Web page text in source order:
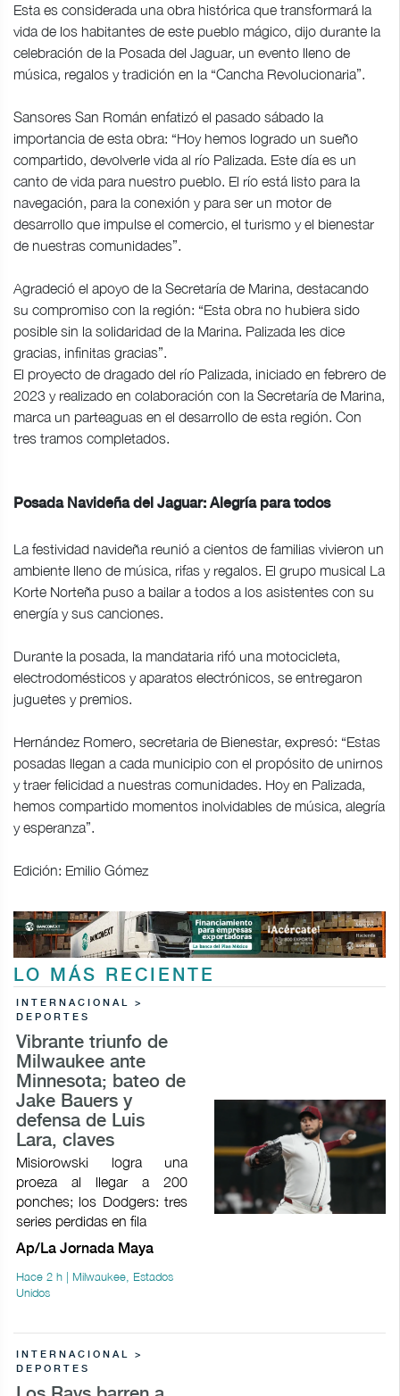
Esta es considerada una obra histórica que transformará la
vida de los habitantes de este pueblo mágico, dijo durante la
celebración de la Posada del Jaguar, un evento lleno de
música, regalos y tradición en la “Cancha Revolucionaria”.
Sansores San Román enfatizó el pasado sábado la
importancia de esta obra: “Hoy hemos logrado un sueño
compartido, devolverle vida al río Palizada. Este día es un
canto de vida para nuestro pueblo. El río está listo para la
navegación, para la conexión y para ser un motor de
desarrollo que impulse el comercio, el turismo y el bienestar
de nuestras comunidades”.
Agradeció el apoyo de la Secretaría de Marina, destacando
su compromiso con la región: “Esta obra no hubiera sido
posible sin la solidaridad de la Marina. Palizada les dice
gracias, infinitas gracias”.
El proyecto de dragado del río Palizada, iniciado en febrero de
2023 y realizado en colaboración con la Secretaría de Marina,
marca un parteaguas en el desarrollo de esta región. Con
tres tramos completados.
Posada Navideña del Jaguar: Alegría para todos
La festividad navideña reunió a cientos de familias vivieron un
ambiente lleno de música, rifas y regalos. El grupo musical La
Korte Norteña puso a bailar a todos a los asistentes con su
energía y sus canciones.
Durante la posada, la mandataria rifó una motocicleta,
electrodomésticos y aparatos electrónicos, se entregaron
juguetes y premios.
Hernández Romero, secretaria de Bienestar, expresó: “Estas
posadas llegan a cada municipio con el propósito de unirnos
y traer felicidad a nuestras comunidades. Hoy en Palizada,
hemos compartido momentos inolvidables de música, alegría
y esperanza”.
Edición: Emilio Gómez
LO MÁS RECIENTE
INTERNACIONAL >
DEPORTES
Vibrante triunfo de
Milwaukee ante
Minnesota; bateo de
Jake Bauers y
defensa de Luis
Lara, claves
Misiorowski logra una
proeza al llegar a 200
ponches; los Dodgers: tres
series perdidas en fila
Ap/La Jornada Maya
Hace 2 h | Milwaukee, Estados
Unidos
INTERNACIONAL >
DEPORTES